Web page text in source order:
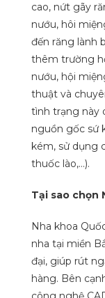
cao, nứt gãy
nướu, hôi
đến răng lành
thêm trường
nướu, hội
thuật và
tình trạng này
nguồn gốc sứ
kém, sử dụng
thuốc lào,…).
Tại sao chọn
Nha khoa
nha tại miền
đại, giúp rút
hàng. Bên